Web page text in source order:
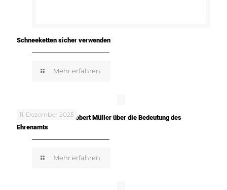
Schneeketten sicher verwenden
Mehr erfahren
11. Dezember 2025
In meinen Worten: Robert Müller über die Bedeutung des
Ehrenamts
Mehr erfahren